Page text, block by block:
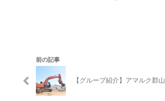
前の記事
【グループ紹介】アマルク郡山